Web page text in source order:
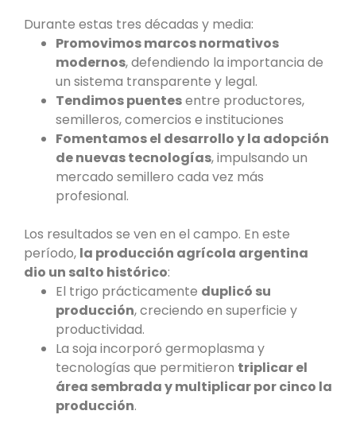
Durante estas tres décadas y media:
Promovimos marcos normativos
modernos, defendiendo la importancia de
un sistema transparente y legal.
Tendimos puentesentre productores,
semilleros, comercios e instituciones
Fomentamos el desarrollo y la adopción
de nuevas tecnologías, impulsando un
mercado semillero cada vez más
profesional.
Los resultados se ven en el campo. En este
período, la producción agrícola argentina
dio un salto histórico:
El trigo prácticamente duplicó su
producción, creciendo en superficie y
productividad.
La soja incorporó germoplasma y
tecnologías que permitieron triplicar el
área sembrada y multiplicar por cinco la
producción.